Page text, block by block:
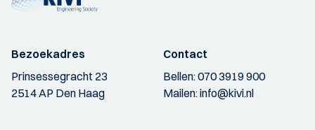
Bezoekadres
Prinsessegracht 23
2514 AP Den Haag
Contact
Bellen:070 3919 900
Mailen:info@kivi.nl